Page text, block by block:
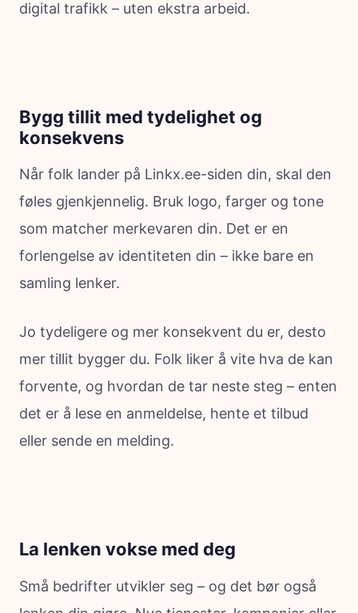
digital trafikk – uten ekstra arbeid.
Bygg tillit med tydelighet og
konsekvens
Når folk lander på Linkx.ee-siden din, skal den
føles gjenkjennelig. Bruk logo, farger og tone
som matcher merkevaren din. Det er en
forlengelse av identiteten din – ikke bare en
samling lenker.
Jo tydeligere og mer konsekvent du er, desto
mer tillit bygger du. Folk liker å vite hva de kan
forvente, og hvordan de tar neste steg – enten
det er å lese en anmeldelse, hente et tilbud
eller sende en melding.
La lenken vokse med deg
Små bedrifter utvikler seg – og det bør også